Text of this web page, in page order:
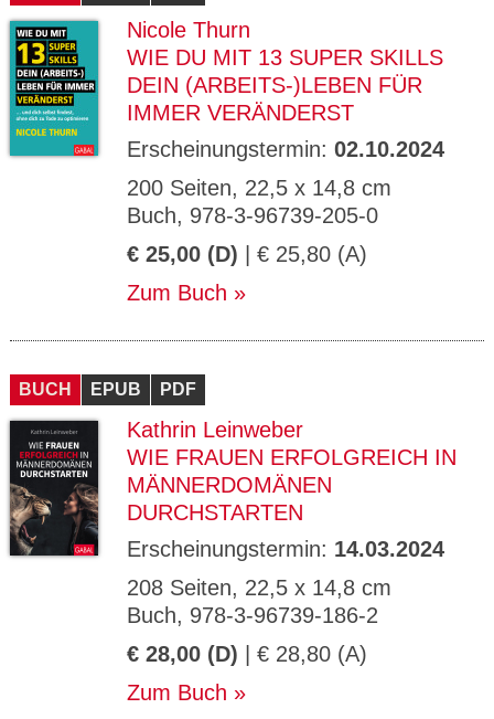
Nicole Thurn
WIE DU MIT 13 SUPER SKILLS
DEIN (ARBEITS-)LEBEN FÜR
IMMER VERÄNDERST
Erscheinungstermin: 02.10.2024
200 Seiten, 22,5 x 14,8 cm
Buch, 978-3-96739-205-0
€ 25,00 (D) | € 25,80 (A)
Zum Buch
BUCH EPUB PDF
Kathrin Leinweber
WIE FRAUEN ERFOLGREICH IN
MÄNNERDOMÄNEN
DURCHSTARTEN
Erscheinungstermin: 14.03.2024
208 Seiten, 22,5 x 14,8 cm
Buch, 978-3-96739-186-2
€ 28,00 (D) | € 28,80 (A)
Zum Buch